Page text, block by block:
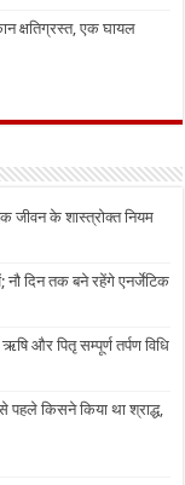
क्षतिग्रस्त, एक घायल
जीवन के शास्त्रोक्त नियम
नौ दिन तक बने रहेंगे एनर्जेटिक
और पितृ सम्पूर्ण तर्पण विधि
पहले किसने किया था श्राद्ध,